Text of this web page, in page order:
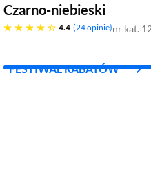
Czarno-niebieski
4.4
4.4 gwiazdek 24 opinie nr kat.
FESTIWAL RABATÓW